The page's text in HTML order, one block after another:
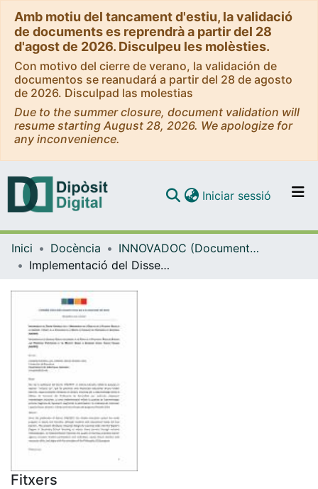
Amb motiu del tancament d'estiu, la validació
de documents es reprendrà a partir del 28
d'agost de 2026. Disculpeu les molèsties.
Con motivo del cierre de verano, la validación de
documentos se reanudará a partir del 28 de agosto
de 2026. Disculpad las molestias
Due to the summer closure, document validation will
resume starting August 28, 2026. We apologize for
any inconvenience.
Navega per tot el DD
Iniciar sessió (current)
Inici Docència
INNOVADOC (Documents d'Innovació Docent)
Implementació del Disseny Universal per a l'Aprenentatge en la Didàctica de la Filosofia: Reducció de Barreres i Foment de la Participació en el Màster de Formació del Professorat de Secundària (MUFPS)
Fitxers